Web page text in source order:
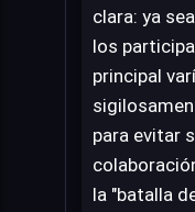
clara: ya
los
principal
para evitar
la "batalla